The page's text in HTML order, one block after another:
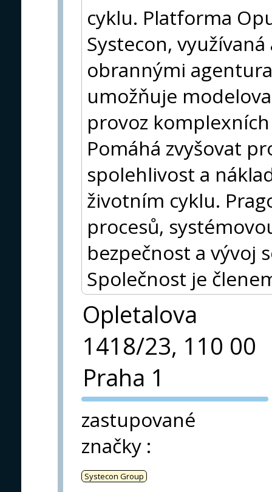
cyklu. Platforma
Systecon,
obrannými
umožňuje
provoz
Pomáhá zvyšovat
spolehlivost a
životním cyklu.
procesů,
bezpečnost a vývoj
Společnost je
Opletalova
1418/23, 110 00
Praha 1
PVA EXPO
zastupované
značky :
Systecon Group